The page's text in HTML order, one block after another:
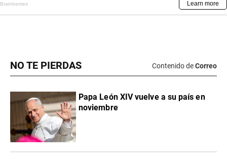
NO TE PIERDAS Contenido deCorreo
Papa León XIV vuelve a su país en
noviembre